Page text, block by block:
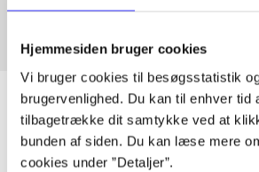
Hjemmesiden bruger cookies
Vi bruger cookies til besøgsstatistik
brugervenlighed. Du kan til enhver tid
tilbagetrække dit samtykke ved at
bunden af siden. Du kan læse mere
cookies under ”Detaljer”.
Artikler